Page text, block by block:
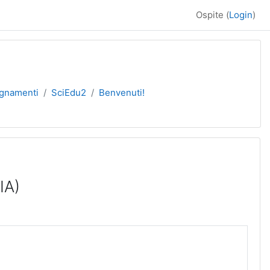
Ospite (Login)
SciEdu2
Benvenuti!